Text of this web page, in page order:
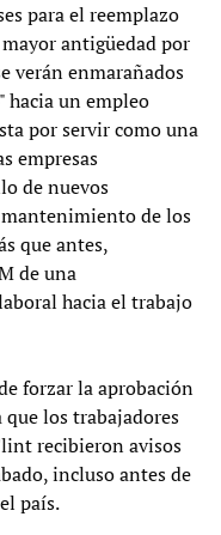
para el reemplazo
antigüedad por
verán enmarañados
hacia un empleo
por servir como una
empresas
de nuevos
de los
que antes,
de una
hacia el trabajo
forzar la aprobación
los trabajadores
recibieron avisos
incluso antes de
país.